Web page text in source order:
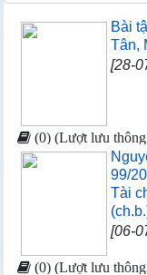
Bài
Tân,
[28-
(0) (Lượt lưu
99/
Tài
[06-
(0) (Lượt lưu